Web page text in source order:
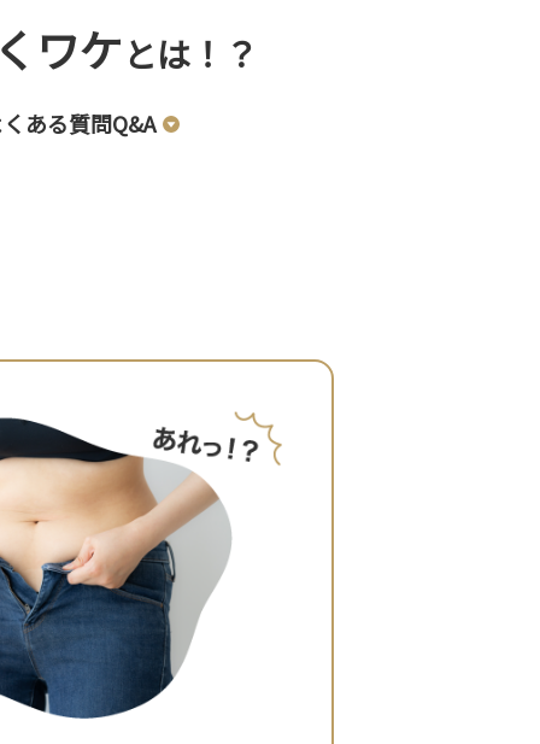
ワケとは！？
ある質問Q&A